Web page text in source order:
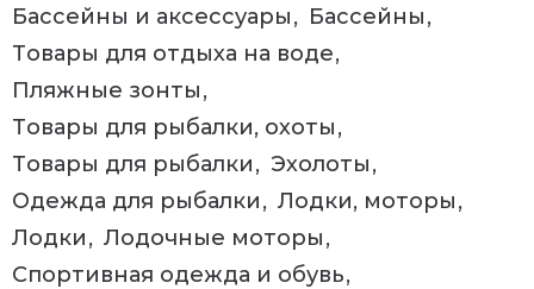
Бассейны и аксессуары
Бассейны
Товары для отдыха на воде
Пляжные зонты
Товары для рыбалки, охоты
Товары для рыбалки
Эхолоты
Одежда для рыбалки
Лодки, моторы
Лодки
Лодочные моторы
Спортивная одежда и обувь